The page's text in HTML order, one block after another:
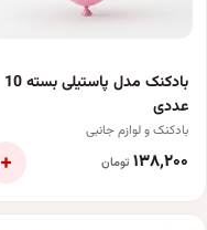
بادکنک مدل پاستیلی بسته 10
عددی
بادکنک و لوازم جانبی
۱۳۸٬۲۰۰ تومان +